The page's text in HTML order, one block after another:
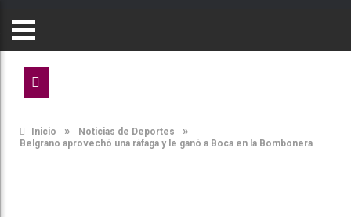
Inicio » Noticias de Deportes »
Belgrano aprovechó una ráfaga y le ganó a Boca en la Bombonera